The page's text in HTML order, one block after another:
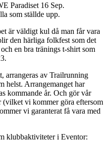
Paradiset 16 Sep.
som ställde upp.
är väldigt kul då man får vara
den härliga folkfest som det
en bra tränings t-shirt som
arrangeras av Trailrunning
helst. Arrangemanget har
kommande år. Och gör vår
vi kommer göra eftersom
vi garanterat få vara med
klubbaktiviteter i Eventor: